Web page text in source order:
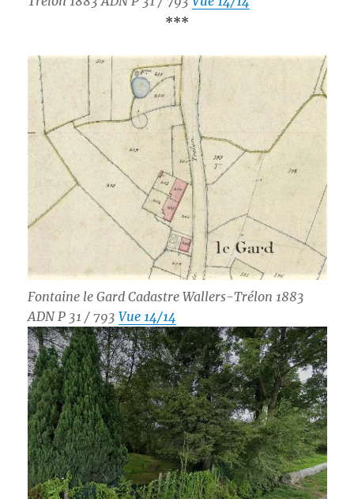
***
Fontaine le Gard Cadastre Wallers-Trélon 1883
ADN P 31 / 793 Vue 14/14